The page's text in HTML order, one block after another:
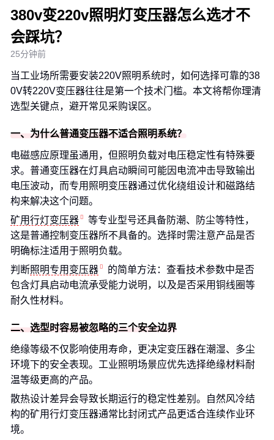
380v变220v照明灯变压器怎么选才不
会踩坑？
25分钟前
当工业场所需要安装220V照明系统时，如何选择可靠的38
0V转220V变压器往往是第一个技术门槛。本文将帮你理清
选型关键点，避开常见采购误区。
一、为什么普通变压器不适合照明系统？
电磁感应原理虽通用，但照明负载对电压稳定性有特殊要
求。普通变压器在灯具启动瞬间可能因电流冲击导致输出
电压波动，而专用照明变压器通过优化绕组设计和磁路结
构来解决这个问题。
矿用行灯变压器
等专业型号还具备防潮、防尘等特性，
这是普通控制变压器所不具备的。选择时需注意产品是否
明确标注适用于照明负载。
判断照明专用变压器
的简单方法：查看技术参数中是否
包含灯具启动电流承受能力说明，以及是否采用铜线圈等
耐久性材料。
二、选型时容易被忽略的三个安全边界
绝缘等级不仅影响使用寿命，更决定变压器在潮湿、多尘
环境下的安全表现。工业照明场景应优先选择绝缘材料耐
温等级更高的产品。
散热设计差异会导致长期运行的稳定性差别。自然风冷结
构的矿用行灯变压器通常比封闭式产品更适合连续作业环
境。